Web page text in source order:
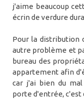
j'aime beaucoup
écrin de verdure
Pour la distribution
autre problème et
bureau des
appartement afin
car j'ai bien du
porte d'entrée, c'est